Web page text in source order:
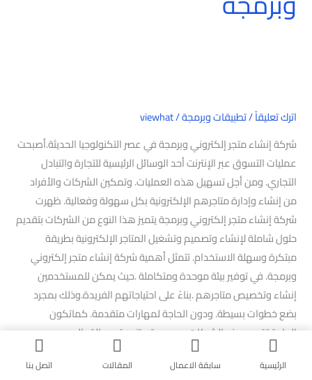
اترك تعليقاً/تطبيقات وبرمجة/
viewhat
شركة إنشاء متجر إلكتروني وبرمجة في عصر التكنولوجيا الحديثة.أصبحت
عمليات التسوق عبر الإنترنت أحد الوسائل الرئيسية للتجارة والتبادل
التجاري. ومن أجل تسهيل هذه العمليات. وتمكين الشركات والأفراد
من إنشاء وإدارة متاجرهم الإلكترونية بكل سهولة وفعالية. ظهرت
شركة إنشاء متجر إلكتروني وبرمجة يتميز هذا النوع من الشركات بتقديم
حلول شاملة لإنشاء وتصميم وتشغيل المتاجر الإلكترونية بطريقة
مبتكرة وسهلة الاستخدام. تتمثل أهمية شركة إنشاء متجر إلكتروني
وبرمجة. في توفير بيئة موحدة ومتكاملة .حيث يمكن للمستخدمين
إنشاء وتخصيص متاجرهم .بناءً على احتياجاتهم الفريدة.وذلك بمجرد
بضع خطوات بسيطة. ودون الحاجة لمهارات متقدمة. كماتكون
الحاجة.تقدم هذه الشركات مجموعة متنوعة من القوالب
والأدوات.التي تساعد في بناء متاجر إلكترونية متميزة بتصميم جذاب
ووظائف متقدمة. حلول تقنية متطورة لمعالجة المدفوعات الإلكترونية
الرئيسية سابقة الاعمال المقالات اتصل بنا